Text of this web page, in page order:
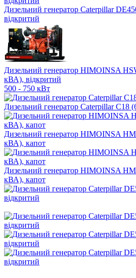
Дизельний генератор Caterpillar
відкритий
Дизельний генератор HIMOINSA
кВА), відкритий
500 - 750 кВт
Дизельний генератор Caterpillar C18
Дизельний генератор HIMOINSA
кВА), капот
Дизельний генератор HIMOINSA
кВА), капот